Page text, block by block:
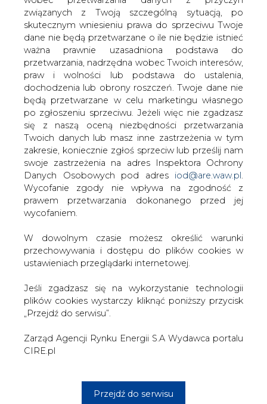
związanych z Twoją szczególną sytuacją, po
skutecznym wniesieniu prawa do sprzeciwu Twoje
dane nie będą przetwarzane o ile nie będzie istnieć
ważna prawnie uzasadniona podstawa do
przetwarzania, nadrzędna wobec Twoich interesów,
praw i wolności lub podstawa do ustalenia,
dochodzenia lub obrony roszczeń. Twoje dane nie
będą przetwarzane w celu marketingu własnego
po zgłoszeniu sprzeciwu. Jeżeli więc nie zgadzasz
się z naszą oceną niezbędności przetwarzania
Twoich danych lub masz inne zastrzeżenia w tym
zakresie, koniecznie zgłoś sprzeciw lub prześlij nam
swoje zastrzeżenia na adres Inspektora Ochrony
Danych Osobowych pod adres iod@are.waw.pl
Wycofanie zgody nie wpływa na zgodność z
prawem przetwarzania dokonanego przed jej
wycofaniem.
W dowolnym czasie możesz określić warunki
przechowywania i dostępu do plików cookies w
ustawieniach przeglądarki internetowej.
Jeśli zgadzasz się na wykorzystanie technologii
plików cookies wystarczy kliknąć poniższy przycisk
„Przejdź do serwisu”.
Zarząd Agencji Rynku Energii S.A Wydawca portalu
CIRE.pl
Przejdź do serwisu
utworzeniu BOTu zostanie uzgodniona
do końca marca natomiast ustawa
rozwiązująca KDT trafi na posiedzenie
rządu w drugiej połowie marca
powiedział Dyr. Wojciech Tabiś z MG
podczas konferencji poświęconej
akcesji do UE zorganizowanej we środę
przez IGEOS.
Podczas ostatniego posiedzenia Zespołu ds. Rynku
Energii, któremu przewodniczy Wiceminister Kossowski,
doszło do wstępnej akceptacji koncepcji zawartej w
‘Aktualizacji programu wdrażania konkurencyjnego rynku
energii’, jednak nie ma w tej sprawie ostatecznych decyzji.
Przyjęte rozwiązania mają charakter ‘kierunkowy’, a prace
nad poszczególnymi elementami koncepcji są w toku.
Trwają wciąż analizy dotyczące BOTu.
podejmie decyzji o bezpośrednim tworzeniu BOTu’
oświadczył podczas konferencji Dyr. Tabiś.
Gospodarki Pracy i Polityki Społecznej o m.in.
bezpieczeństwie budżetowym państwa czyli
ewentualnym udzieleniu gwarancji przez SP. Nie podjęto
elektrowniom kredytów zabezpieczonych przez KDT.
omawiany w tym tygodniu. Być może okaże się, że w